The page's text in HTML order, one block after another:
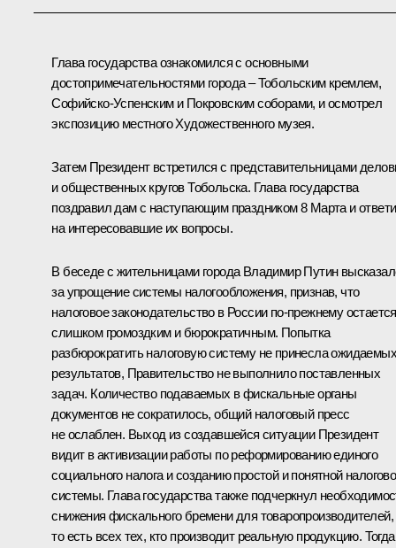
Глава государства ознакомился с основными
достопримечательностями города – Тобольским кремлем,
Софийско-Успенским и Покровским соборами, и осмотрел
экспозицию местного Художественного музея.
Затем Президент встретился с представительницами
и общественных кругов Тобольска. Глава государства
поздравил дам с наступающим праздником 8 Марта и
на интересовавшие их вопросы.
В беседе с жительницами города Владимир Путин
за упрощение системы налогообложения, признав, что
налоговое законодательство в России по‑прежнему остается
слишком громоздким и бюрократичным. Попытка
разбюрократить налоговую систему не принесла ожидаемых
результатов, Правительство не выполнило поставленных
задач. Количество подаваемых в фискальные органы
документов не сократилось, общий налоговый пресс
не ослаблен. Выход из создавшейся ситуации Президент
видит в активизации работы по реформированию единого
социального налога и созданию простой и понятной
системы. Глава государства также подчеркнул
снижения фискального бремени для товаропроизводителей,
то есть всех тех, кто производит реальную продукцию. Тогда